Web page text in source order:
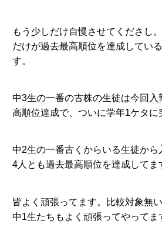
もう少しだけ自慢させてくださし
だけが過去最高順位を達成してい
す。
中3生の一番の古株の生徒は今回
高順位達成で、ついに学年1ケタに
中2生の一番古くからいる生徒か
4人とも過去最高順位を達成してま
皆よく頑張ってます。比較対象無
中1生たちもよく頑張ってやってま